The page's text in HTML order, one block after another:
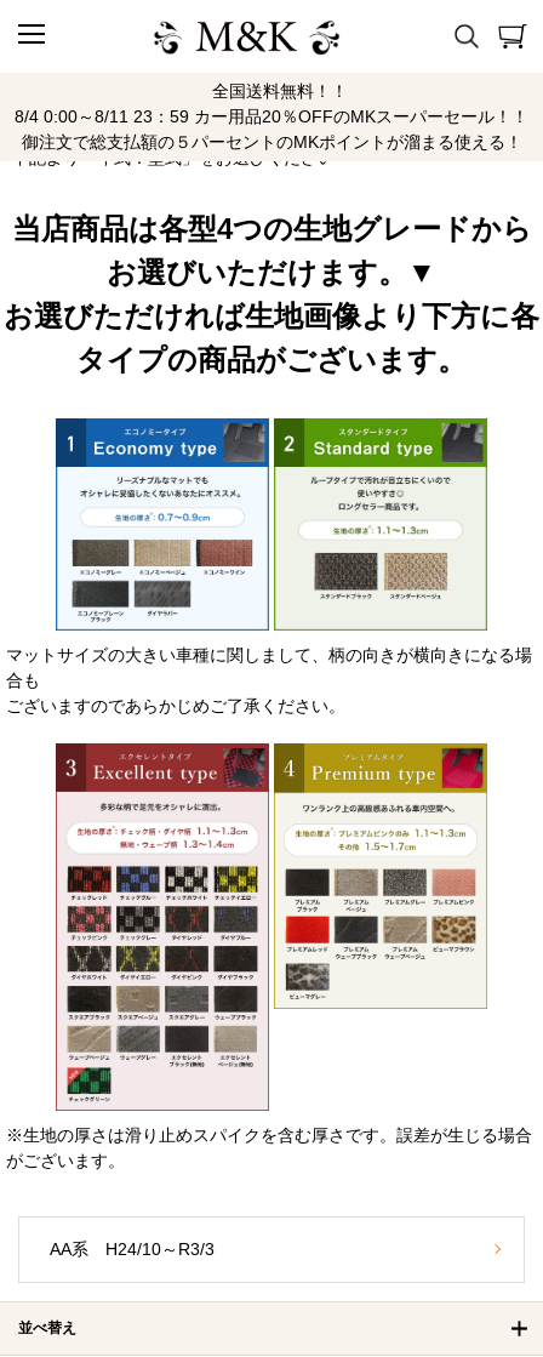
全国送料無料！！
8/4 0:00～8/11 23：59 カー用品20％OFFのMKスーパーセール！！
御注文で総支払額の５パーセントのMKポイントが溜まる使える！
アップ
下記より「年式：型式」をお選びください
当店商品は各型4つの生地グレードから
お選びいただけます。▼
お選びただければ生地画像より下方に各
タイプの商品がございます。
マットサイズの大きい車種に関しまして、柄の向きが横向きになる場
合も
ございますのであらかじめご了承ください。
※生地の厚さは滑り止めスパイクを含む厚さです。誤差が生じる場合
がございます。
AA系 H24/10～R3/3
並べ替え